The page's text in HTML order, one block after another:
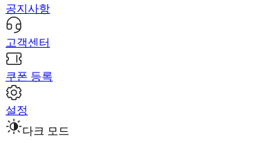
공지사항
고객센터
쿠폰 등록
설정
다크 모드